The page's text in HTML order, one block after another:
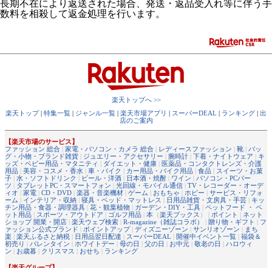
長期不在により返送された場合、発送・返品受入れ等に伴う手
数料を相殺して返金処理を行います。
楽天トップへ >>
楽天トップ| 特集一覧 | ジャンル一覧 | 楽天市場アプリ | スーパーDEAL | ランキング | 出
店のご案内
【楽天市場のサービス】
ファッション 総合 | 家電・パソコン・カメラ 総合 | レディースファッション | 靴 | バッ
グ・小物・ブランド雑貨 | ジュエリー・アクセサリー | 腕時計 | 下着・ナイトウェア | キ
ッズ・ベビー用品・マタニティ | ダイエット・健康 | 医薬品・コンタクトレンズ・介護
用品 | 美容・コスメ・香水 | 車・バイク | カー用品・バイク用品 | 食品 | スイーツ・お菓
子 | 水・ソフトドリンク | ビール・洋酒 | 日本酒・焼酎 | ワイン | パソコン・PCパー
ツ | タブレットPC・スマートフォン | 光回線・モバイル通信 | TV・レコーダー・オーデ
ィオ | 家電 | CD・DVD | 楽器・音楽機材 | ゲーム | おもちゃ | ホビー | サービス・リフォ
ーム | インテリア・収納 | 寝具・ベッド・マットレス | 日用品雑貨・文房具・手芸 | キッ
チン用品・食器・調理器具 | 花・観葉植物 | ガーデン・DIY・工具 | ペットフード ・ ペ
ット用品 | スポーツ・アウトドア | ゴルフ用品 | 本 （楽天ブックス ） | ポイント | ネット
ショップ 開業・開店 | 楽天ウェブ検索 | R-magazine（雑誌コラボ） | 贈り物・ギフト | フ
ァッション公式ブランド | ポイントアップ| ディズニーゾーン | サンリオゾーン | まち
楽 | 楽天ふるさと納税 | 日用品翌日配達 | スーパーDEAL | 開催中イベント一覧 | 福袋＆
初売り | バレンタイン | ホワイトデー | 母の日 | 父の日 | お中元 | 敬老の日 | ハロウィ
ン | お歳暮 | クリスマス | おせち | ランキング